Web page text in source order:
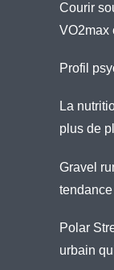
Courir
VO2max
Profil
La
plus de
Gravel
tendance
Polar
urbain